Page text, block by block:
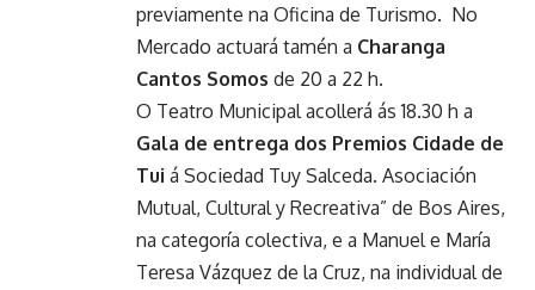
previamente na Oficina de Turismo. No
Mercado actuará tamén a Charanga
Cantos Somos de 20 a 22 h.
O Teatro Municipal acollerá ás 18.30 h a
Gala de entrega dos Premios Cidade de
Tui á Sociedad Tuy Salceda. Asociación
Mutual, Cultural y Recreativa” de Bos Aires,
na categoría colectiva, e a Manuel e María
Teresa Vázquez de la Cruz, na individual de